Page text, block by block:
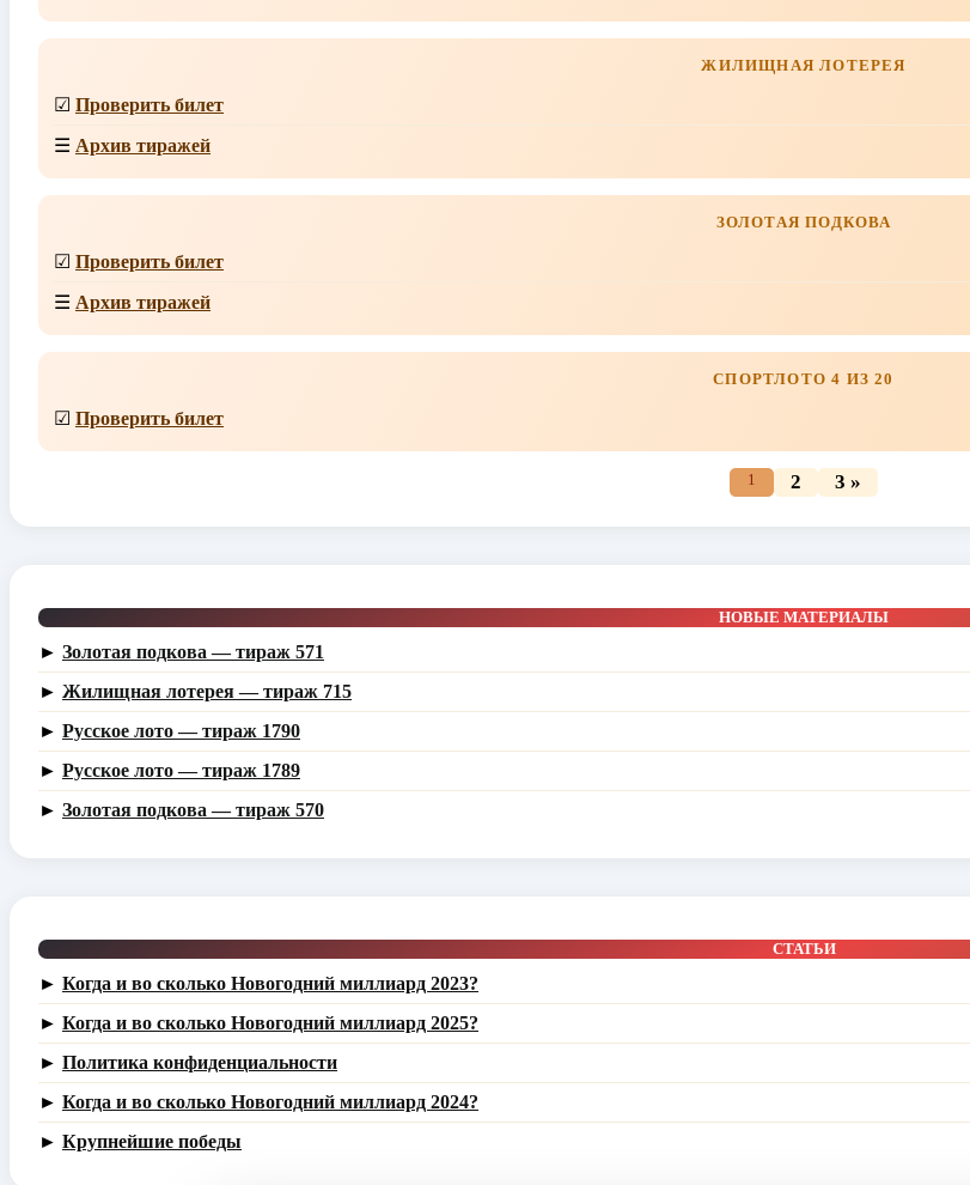
ЖИЛИЩНАЯ ЛОТЕРЕЯ
☑ Проверить билет
☰ Архив тиражей
ЗОЛОТАЯ ПОДКОВА
☑ Проверить билет
☰ Архив тиражей
СПОРТЛОТО 4 ИЗ 20
☑ Проверить билет
1 2 3 »
НОВЫЕ МАТЕРИАЛЫ
► Золотая подкова — тираж 571
► Жилищная лотерея — тираж 715
► Русское лото — тираж 1790
► Русское лото — тираж 1789
► Золотая подкова — тираж 570
СТАТЬИ
► Когда и во сколько Новогодний миллиард 2023?
► Когда и во сколько Новогодний миллиард 2025?
► Политика конфиденциальности
► Когда и во сколько Новогодний миллиард 2024?
► Крупнейшие победы